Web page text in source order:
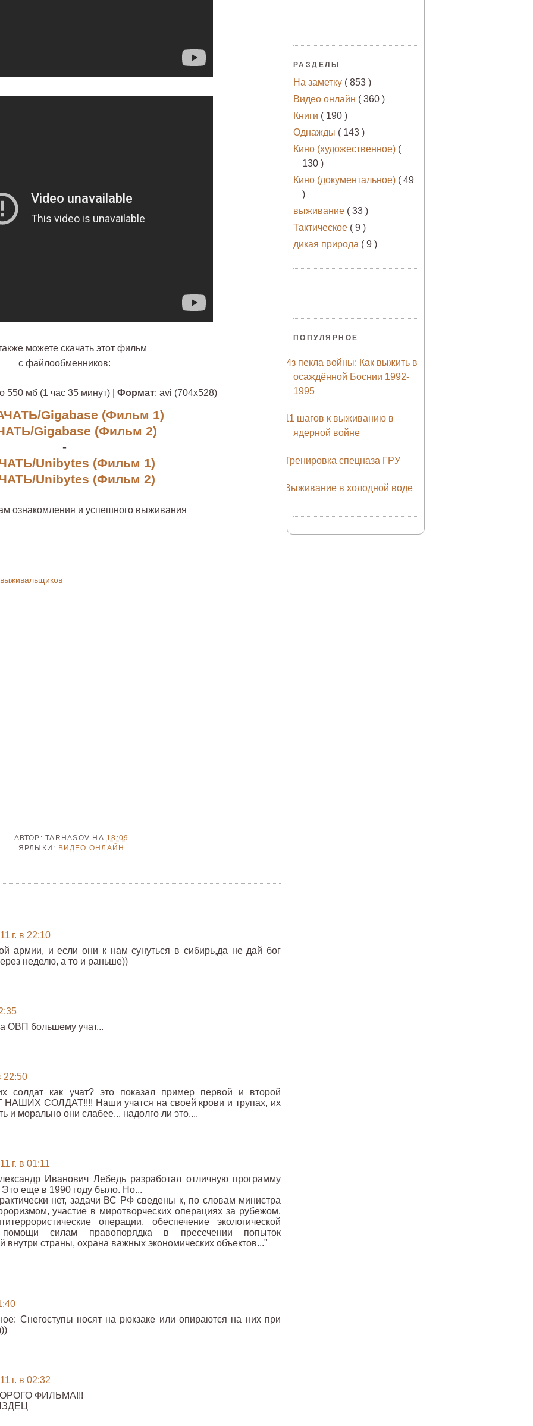
можете скачать этот фильм
с файлообменников:
550 мб (1 час 35 минут) | Формат: avi (704х528)
Gigabase (Фильм 1)
Gigabase (Фильм 2)
-
Unibytes (Фильм 1)
Unibytes (Фильм 2)
ознакомления и успешного выживания
АВТОР:TARHASOV НА 18:09
ЯРЛЫКИ: ВИДЕО ОНЛАЙН
г. в 22:10
армии, и если они к нам сунуться в сибирь,да не дай бог
неделю, а то и раньше))
ОВП большему учат...
22:50
солдат как учат? это показал пример первой и второй
НАШИХ СОЛДАТ!!!! Наши учатся на своей крови и трупах, их
и морально они слабее... надолго ли это....
г. в 01:11
Иванович Лебедь разработал отличную программу
Это еще в 1990 году было. Но...
нет, задачи ВС РФ сведены к, по словам министра
участие в миротворческих операциях за рубежом,
операции, обеспечение экологической
помощи силам правопорядка в пресечении попыток
внутри страны, охрана важных экономических объектов..."
Снегоступы носят на рюкзаке или опираются на них при
г. в 02:32
ФИЛЬМА!!!
РАЗДЕЛЫ
На заметку ( 853 )
Видео онлайн ( 360 )
Книги ( 190 )
Однажды ( 143 )
Кино (художественное) (
130 )
Кино (документальное) ( 49
)
выживание ( 33 )
Тактическое ( 9 )
дикая природа ( 9 )
ПОПУЛЯРНОЕ
Из пекла войны: Как выжить в
осаждённой Боснии 1992-
1995
11 шагов к выживанию в
ядерной войне
Тренировка спецназа ГРУ
Выживание в холодной воде